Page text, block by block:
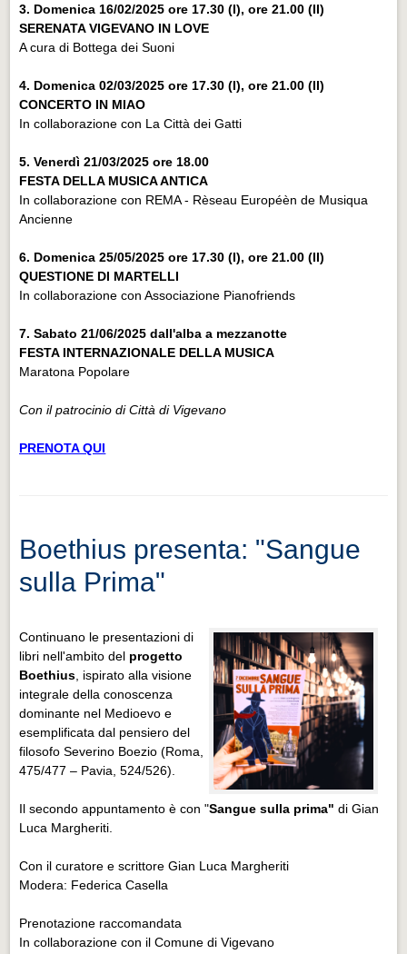
3. Domenica 16/02/2025 ore 17.30 (I), ore 21.00 (II)
SERENATA VIGEVANO IN LOVE
A cura di Bottega dei Suoni
4. Domenica 02/03/2025 ore 17.30 (I), ore 21.00 (II)
CONCERTO IN MIAO
In collaborazione con La Città dei Gatti
5. Venerdì 21/03/2025 ore 18.00
FESTA DELLA MUSICA ANTICA
In collaborazione con REMA - Rèseau Européèn de Musiqua
Ancienne
6. Domenica 25/05/2025 ore 17.30 (I), ore 21.00 (II)
QUESTIONE DI MARTELLI
In collaborazione con Associazione Pianofriends
7. Sabato 21/06/2025 dall'alba a mezzanotte
FESTA INTERNAZIONALE DELLA MUSICA
Maratona Popolare
Con il patrocinio di Città di Vigevano
PRENOTA QUI
Boethius presenta: "Sangue
sulla Prima"
Continuano le presentazioni di
libri nell'ambito del progetto
Boethius , ispirato alla visione
integrale della conoscenza
dominante nel Medioevo e
esemplificata dal pensiero del
filosofo Severino Boezio (Roma,
475/477 – Pavia, 524/526).
Il secondo appuntamento è con "Sangue sulla prima"di Gian
Luca Margheriti.
Con il curatore e scrittore Gian Luca Margheriti
Modera: Federica Casella
Prenotazione raccomandata
In collaborazione con il Comune di Vigevano